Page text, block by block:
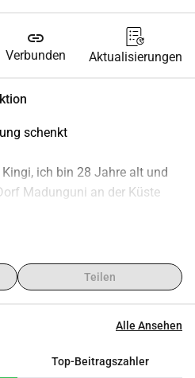
link
Verbunden Aktualisierungen
schenkt
ich bin 28 Jahre alt und
Madunguni an der Küste
Europa gekommen, um der
in Lido di Camaiore und arbeite
mit Schwerpunkt
Zukunft nicht nur für mich,
für die jungen Menschen
Teilen
Alle Ansehen
Top-Beitragszahler